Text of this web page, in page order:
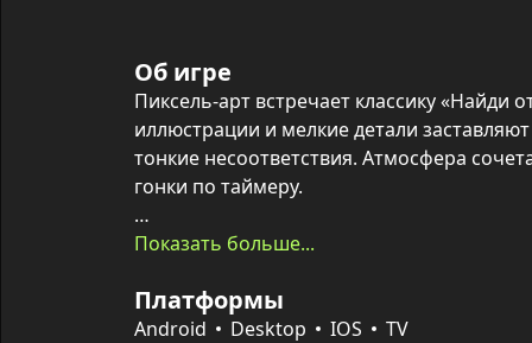
Об игре
Пиксель-арт встречает классику «Найди
иллюстрации и мелкие детали
тонкие несоответствия. Атмосфера
гонки по таймеру.
В каждой паре картинок предстоит
завершит уровень. По окончании уровня
зависимости от количества ошибок, а
Показать больше...
Платформы
Android Desktop IOS TV